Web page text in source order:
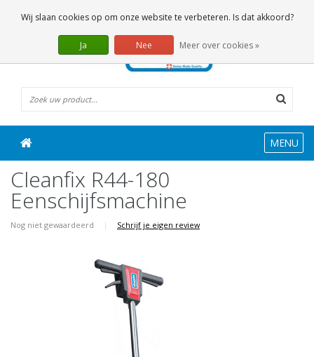
0 Artikelen
MENU
Cleanfix R44-180
Eenschijfsmachine
Nog niet gewaardeerd | Schrijf je eigen review
Wij slaan cookies op om onze website te verbeteren. Is dat akkoord?
Ja Nee Meer over cookies »